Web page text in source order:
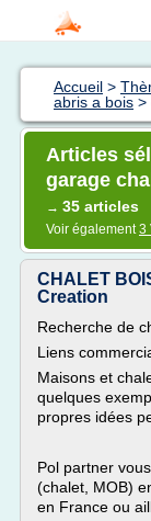
Accueil >
abris a bois >
Articles
garage
→ 35 articles
Voir également3
CHALET
Creation
Recherche de
Liens
Maisons et
quelques
propres idées
Pol partner
(chalet, MOB)
en France ou